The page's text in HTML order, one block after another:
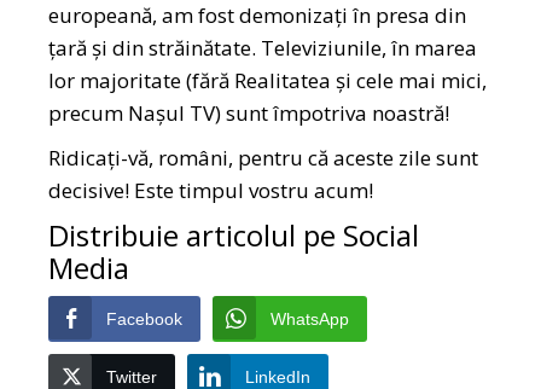
europeană, am fost demonizați în presa din
țară și din străinătate. Televiziunile, în marea
lor majoritate (fără Realitatea și cele mai mici,
precum Nașul TV) sunt împotriva noastră!
Ridicați-vă, români, pentru că aceste zile sunt
decisive! Este timpul vostru acum!
Distribuie articolul pe Social
Media
Facebook WhatsApp
Twitter LinkedIn